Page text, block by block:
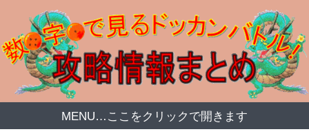
MENU…ここをクリックで開きます